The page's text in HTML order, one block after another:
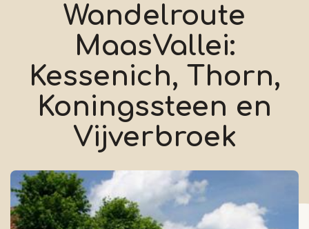
Wandelroute
MaasVallei:
Kessenich, Thorn,
Koningssteen en
Vijverbroek